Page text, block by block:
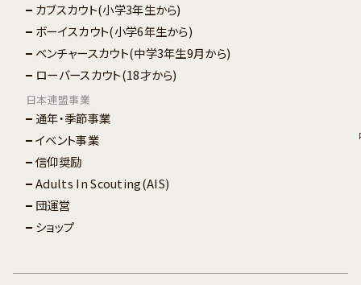
カブスカウト(小学3年生から)
ボーイスカウト(小学6年生から)
ベンチャースカウト(中学3年生9月から)
ローバースカウト(18才から)
日本連盟事業
通年・季節事業
イベント事業
信仰奨励
Adults In Scouting(AIS)
団運営
ショップ